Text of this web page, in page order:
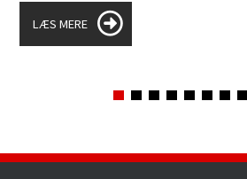
LÆS MERE